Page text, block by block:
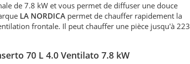
de 7.8 kW et vous permet de diffuser une douce
LA NORDICA permet de chauffer rapidement la
frontale. Il peut chauffer une pièce jusqu'à 223
70 L 4.0 Ventilato 7.8 kW